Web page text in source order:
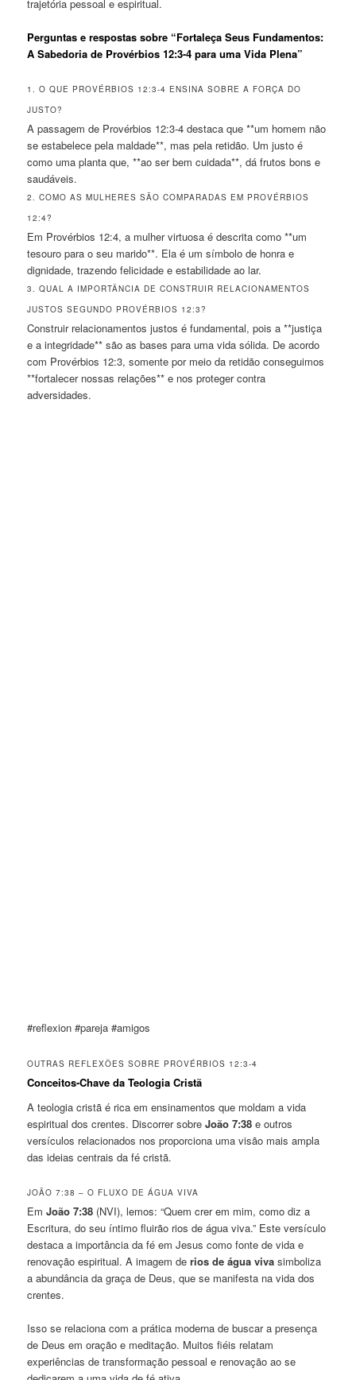
trajetória pessoal e espiritual.
Perguntas e respostas sobre “Fortaleça Seus Fundamentos:
A Sabedoria de Provérbios 12:3-4 para uma Vida Plena”
1. O QUE PROVÉRBIOS 12:3-4 ENSINA SOBRE A FORÇA DO
JUSTO?
A passagem de Provérbios 12:3-4 destaca que **um homem não
se estabelece pela maldade**, mas pela retidão. Um justo é
como uma planta que, **ao ser bem cuidada**, dá frutos bons e
saudáveis.
2. COMO AS MULHERES SÃO COMPARADAS EM PROVÉRBIOS
12:4?
Em Provérbios 12:4, a mulher virtuosa é descrita como **um
tesouro para o seu marido**. Ela é um símbolo de honra e
dignidade, trazendo felicidade e estabilidade ao lar.
3. QUAL A IMPORTÂNCIA DE CONSTRUIR RELACIONAMENTOS
JUSTOS SEGUNDO PROVÉRBIOS 12:3?
Construir relacionamentos justos é fundamental, pois a **justiça
e a integridade** são as bases para uma vida sólida. De acordo
com Provérbios 12:3, somente por meio da retidão conseguimos
**fortalecer nossas relações** e nos proteger contra
adversidades.
#reflexion #pareja #amigos
OUTRAS REFLEXÕES SOBRE PROVÉRBIOS 12:3-4
Conceitos-Chave da Teologia Cristã
A teologia cristã é rica em ensinamentos que moldam a vida
espiritual dos crentes. Discorrer sobreJoão 7:38 e outros
versículos relacionados nos proporciona uma visão mais ampla
das ideias centrais da fé cristã.
JOÃO 7:38 – O FLUXO DE ÁGUA VIVA
EmJoão 7:38 (NVI), lemos: “Quem crer em mim, como diz a
Escritura, do seu íntimo fluirão rios de água viva.” Este versículo
destaca a importância da fé em Jesus como fonte de vida e
renovação espiritual. A imagem derios de água viva simboliza
a abundância da graça de Deus, que se manifesta na vida dos
crentes.
Isso se relaciona com a prática moderna de buscar a presença
de Deus em oração e meditação. Muitos fiéis relatam
experiências de transformação pessoal e renovação ao se